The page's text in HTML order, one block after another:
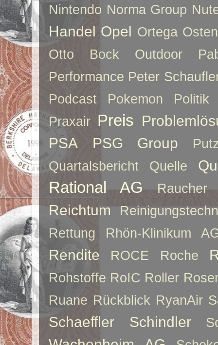
Nintendo Norma Group
Handel Opel Ortega Osten
Otto Bock
Outdoor
Performance Peter
Podcast
Pokemon
Politik
Praxair Preis
PSA
PSG Group
Quartalsbericht
Quelle
Rational AG Raucher
Reichtum
Rettung
Rhön-Klinikum
Rendite ROCE Roche
Rohstoffe RoIC Roller
Ruane Rückblick RyanAir
Schaeffler Schindler